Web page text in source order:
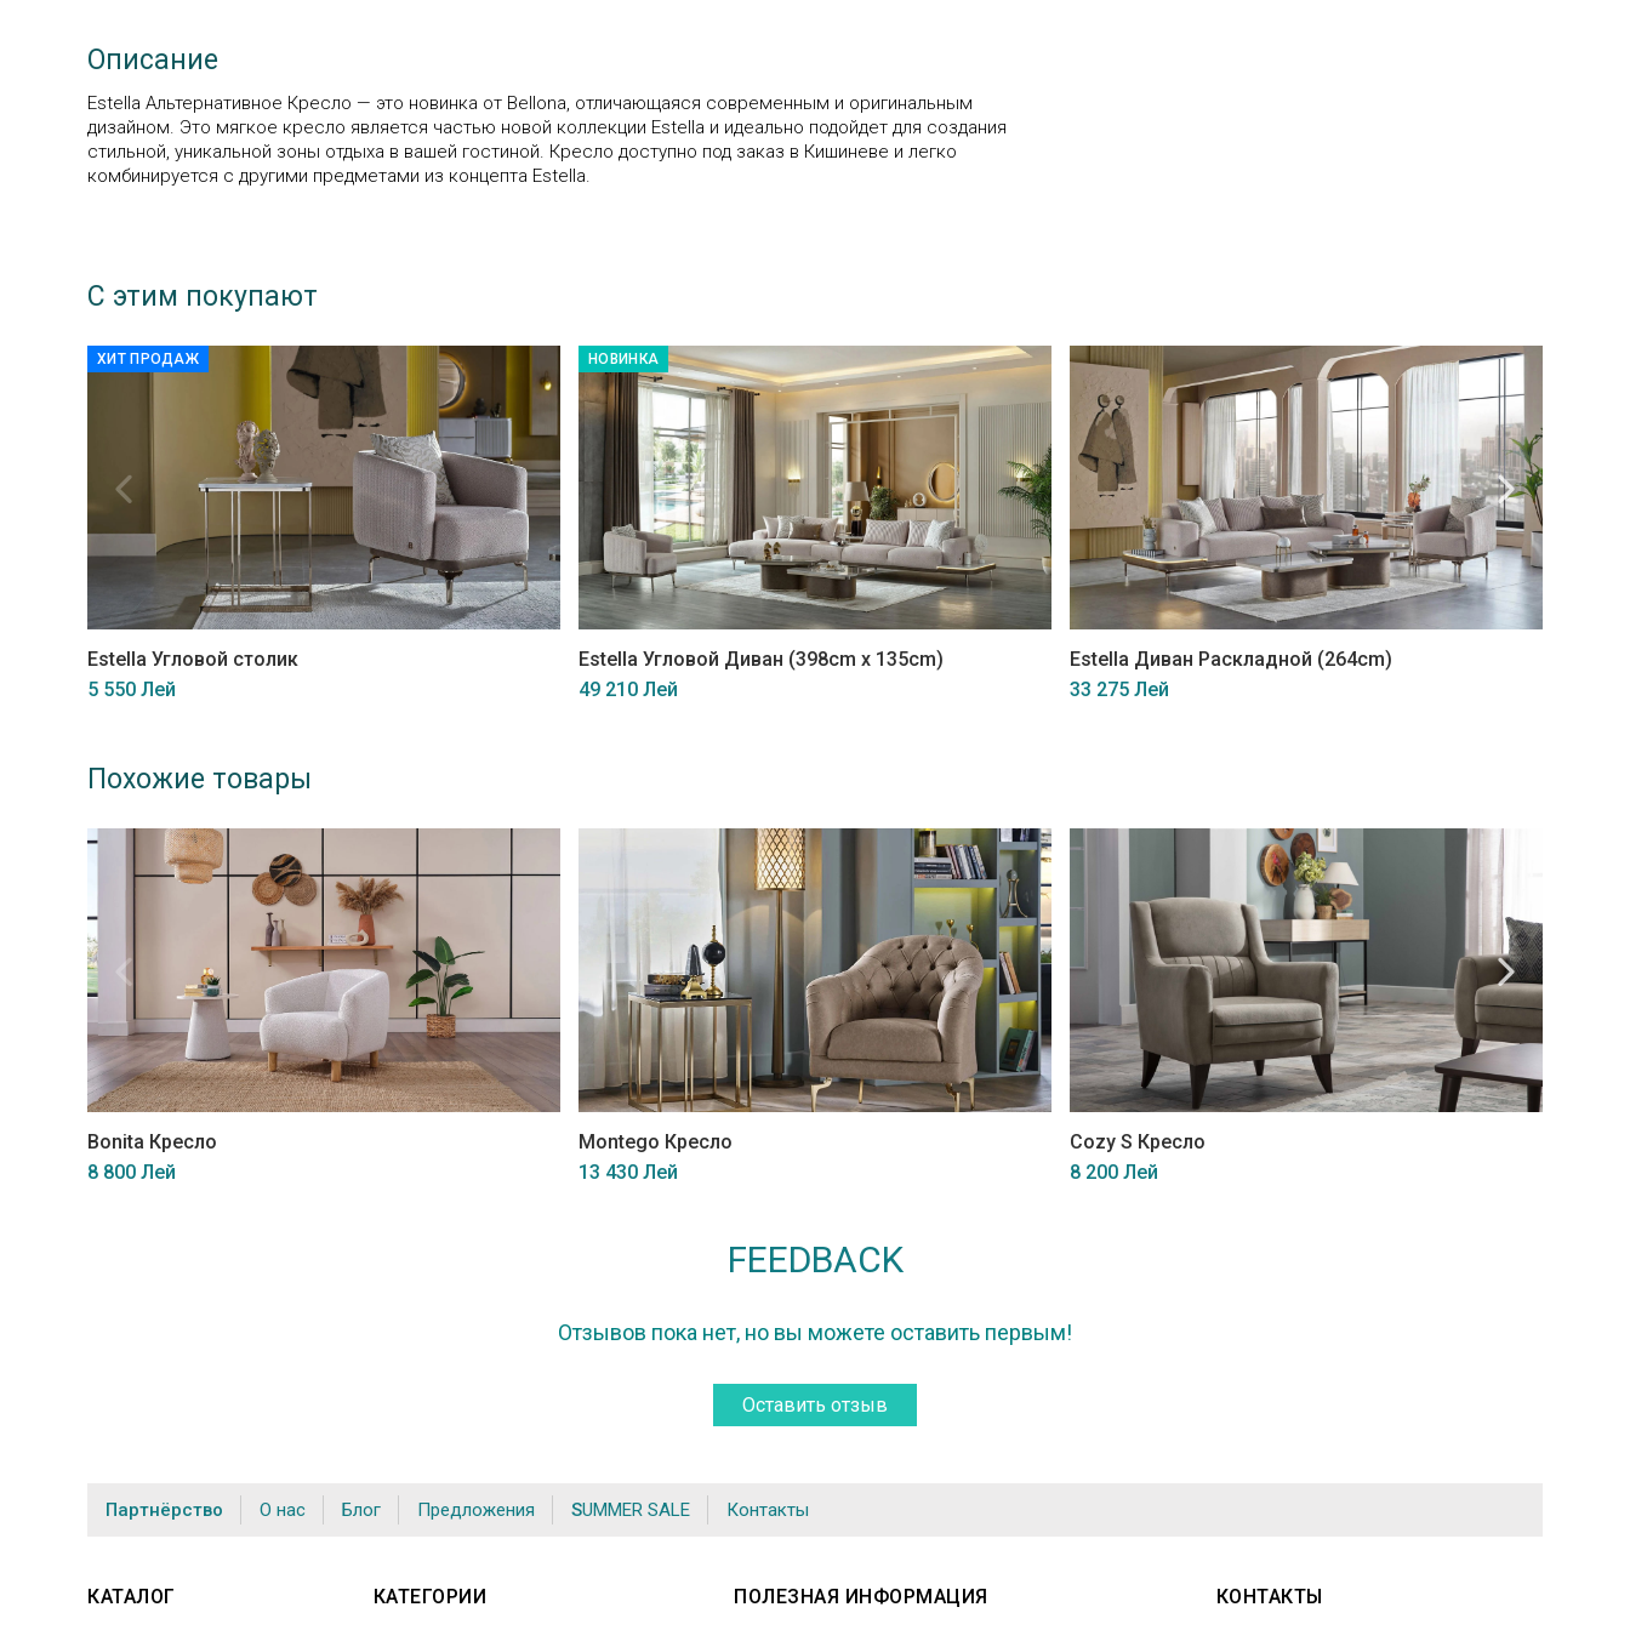
Описание
Estella Альтернативное Кресло — это новинка от Bellona, отличающаяся современным и оригинальным
дизайном. Это мягкое кресло является частью новой коллекции Estella и идеально подойдет для создания
стильной, уникальной зоны отдыха в вашей гостиной. Кресло доступно под заказ в Кишиневе и легко
комбинируется с другими предметами из концепта Estella.
С этим покупают
ХИТ ПРОДАЖ
Estella Угловой столик
5 550 Лей
НОВИНКА
Estella Угловой Диван (398cm x 135cm)
49 210 Лей
Estella Диван Раскладной (264cm)
33 275 Лей
Похожие товары
Bonita Кресло
8 800 Лей
Montego Кресло
13 430 Лей
Cozy S Кресло
8 200 Лей
FEEDBACK
Отзывов пока нет, но вы можете оставить первым!
Оставить отзыв
Партнёрство О нас Блог Предложения SUMMER SALE Контакты
КАТАЛОГ
КАТЕГОРИИ
ПОЛЕЗНАЯ ИНФОРМАЦИЯ
КОНТАКТЫ